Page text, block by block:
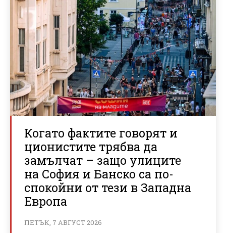
Когато фактите говорят и
ционистите трябва да
замълчат – защо улиците
на София и Банско са по-
спокойни от тези в Западна
Европа
ПЕТЪК, 7 АВГУСТ 2026